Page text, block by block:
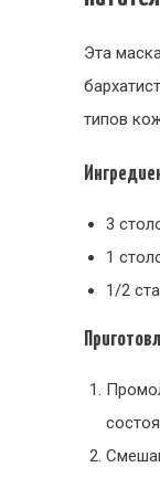
Эта
типов
3
1
1/2